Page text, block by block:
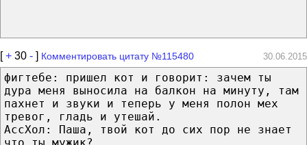
[+ 30 - ] Комментировать цитату №115480 30.06.2015
фигтебе: пришел кот и говорит: зачем ты
дура меня выносила на балкон на минуту, там
пахнет и звуки и теперь у меня полон мех
тревог, гладь и утешай.
АссХол: Паша, твой кот до сих пор не знает
что ты мужик?